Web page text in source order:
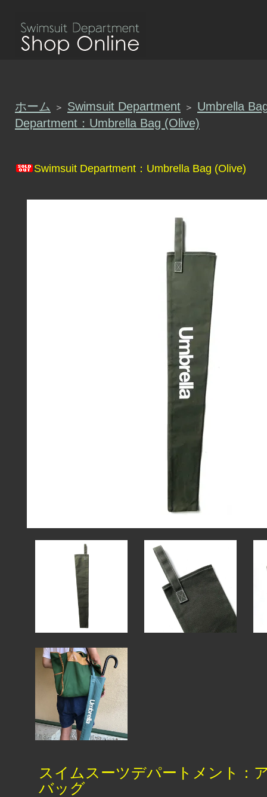
ホーム ＞ Swimsuit Department ＞
Umbrella
Department：Umbrella Bag (Olive)
Swimsuit Department：Umbrella Bag (Olive)
スイムスーツデパートメント：
バッグ